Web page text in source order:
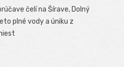
čelí na Šírave, Dolný
plné vody a úniku z